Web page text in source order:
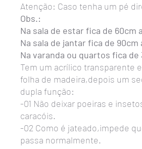
Atenção: Caso tenha um pé
Obs.:
Na sala de estar fica de 60cm
Na sala de jantar fica de 90cm
Na varanda ou quartos fica
Tem um acrílico transparente
folha de madeira,depois um
dupla função:
-01 Não deixar poeiras e
caracóis.
-02 Como é jateado,impede
passa normalmente.